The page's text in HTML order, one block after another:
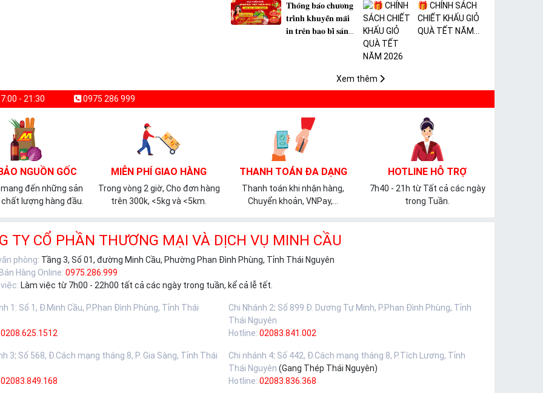
𝐓𝐡𝐨̂𝐧𝐠 𝐛𝐚́𝐨 𝐜𝐡𝐮̛𝐨̛𝐧𝐠
𝐭𝐫𝐢̀𝐧𝐡 𝐤𝐡𝐮𝐲𝐞̂́𝐧 𝐦𝐚̃𝐢
𝐢𝐧 𝐭𝐫𝐞̂𝐧 𝐛𝐚𝐨 𝐛𝐢̀ 𝐬𝐚̉𝐧
🎁 CHÍNH SÁCH
CHIẾT KHẤU GIỎ
QUÀ TẾT NĂM
Xem thêm
- 21:30 0975 286 999
NGUỒN GỐC
đến những sản
lượng hàng đầu.
MIỄN PHÍ GIAO HÀNG
Trong vòng 2 giờ, Cho đơn hàng
trên 300k, <5kg và <5km.
THANH TOÁN ĐA DẠNG
Thanh toán khi nhận hàng,
Chuyển khoản, VNPay,...
HOTLINE HỖ TRỢ
7h40 - 21h từ Tất cả các ngày
trong Tuần.
TY CỔ PHẦN THƯƠNG MẠI VÀ DỊCH VỤ MINH CẦU
phòng: Tầng 3, Số 01, đường Minh Cầu, Phường Phan Đình Phùng, Tỉnh Thái Nguyên
Hàng Online: 0975.286.999
Làm việc từ 7h00 - 22h00 tất cả các ngày trong tuần, kể cả lễ tết.
1 : Số 1, Đ.Minh Cầu, P.Phan Đình Phùng, Tỉnh Thái
0208.625.1512
Chi Nhánh 2: Số 899 Đ. Dương Tự Minh, P.Phan Đình Phùng, Tỉnh
Thái Nguyên
Hotline: 02083.841.002
3: Số 568, Đ.Cách mạng tháng 8, P. Gia Sàng, Tỉnh Thái
02083.849.168
Chi nhánh 4: Số 442, Đ.Cách mạng tháng 8, P.Tích Lương, Tỉnh
Thái Nguyên (Gang Thép Thái Nguyên)
Hotline: 02083.836.368